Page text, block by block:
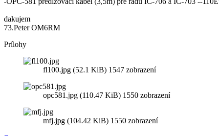
dakujem
73.Peter OM6RM
Prílohy
fl100.jpg (52.1 KiB) 1547 zobrazení
opc581.jpg (110.47 KiB) 1550 zobrazení
mfj.jpg (104.42 KiB) 1550 zobrazení